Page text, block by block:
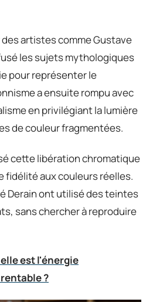
artistes comme Gustave
les sujets mythologiques
pour représenter le
a ensuite rompu avec
en privilégiant la lumière
de couleur fragmentées.
cette libération chromatique
fidélité aux couleurs réelles.
Derain ont utilisé des teintes
sans chercher à reproduire
est l'énergie
?